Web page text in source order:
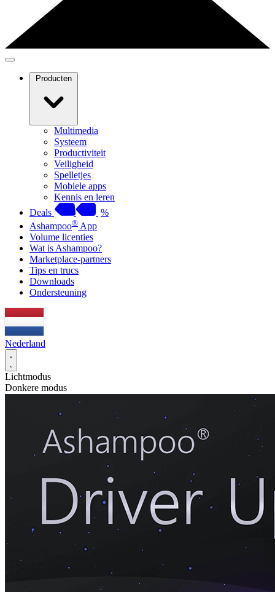
Producten
Multimedia
Systeem
Productiviteit
Veiligheid
Spelletjes
Mobiele apps
Kennis en leren
Deals
%
Ashampoo® App
Volume licenties
Wat is Ashampoo?
Marketplace-partners
Tips en trucs
Downloads
Ondersteuning
Nederland
Lichtmodus
Donkere modus